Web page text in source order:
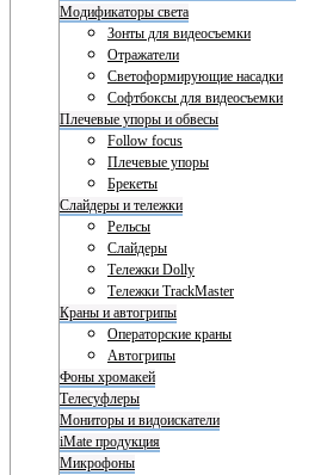
Модификаторы света
Зонты для видеосъемки
Отражатели
Светоформирующие насадки
Софтбоксы для видеосъемки
Плечевые упоры и обвесы
Follow focus
Плечевые упоры
Брекеты
Слайдеры и тележки
Рельсы
Слайдеры
Тележки Dolly
Тележки TrackMaster
Краны и автогрипы
Операторские краны
Автогрипы
Фоны хромакей
Телесуфлеры
Мониторы и видоискатели
iMate продукция
Микрофоны